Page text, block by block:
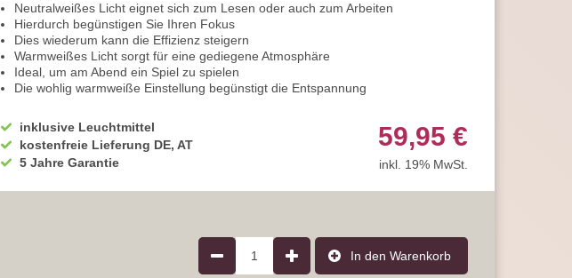
Neutralweißes Licht eignet sich zum Lesen oder auch zum Arbeiten
Hierdurch begünstigen Sie Ihren Fokus
Dies wiederum kann die Effizienz steigern
Warmweißes Licht sorgt für eine gediegene Atmosphäre
Ideal, um am Abend ein Spiel zu spielen
Die wohlig warmweiße Einstellung begünstigt die Entspannung
In 3 Stufen können Sie die Helligkeit variieren
Einfache Bedienung über den normalen Wandschalter
100% volle Leuchtkraft durch das erste Anschalten
Ideal zum Arbeiten und Lesen
Schalten Sie noch einmal das Licht aus und gleich wieder an dämpfen Sie die
inklusive Leuchtmittel
kostenfreie Lieferung DE, AT
5 Jahre Garantie
59,95 €
inkl. 19% MwSt.
1 In den Warenkorb